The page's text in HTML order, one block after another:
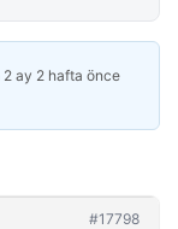
2 ay 2 hafta önce
#17798